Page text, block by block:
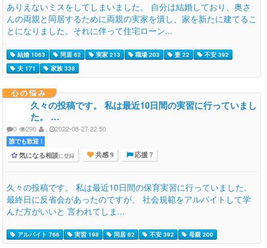
ありえないミスをしてしまいました。 自分は結婚しており、奥さ
んの両親と同居するために両親の実家を潰し、家を新たに建てるこ
とになりました。それに伴って住宅ローン...
結婚 1063 同居 62 実家 213 職場 203 妻 22
不安 392
夫 171
家族 338
心の悩み
久々の投稿です。 私は最近10日間の実習に行っていまし
た。 …
0 290 . 2022-08-27 22:50
誰でも歓迎 !
気になる相談に登録 共感 9 応援 7
久々の投稿です。 私は最近10日間の保育実習に行っていました。
最終日に反省会があったのですが、 社会規範をアルバイトして学
んだ方がいいと 言われてしま...
アルバイト 766 実習 198 同居 62 不安 392 母親 200